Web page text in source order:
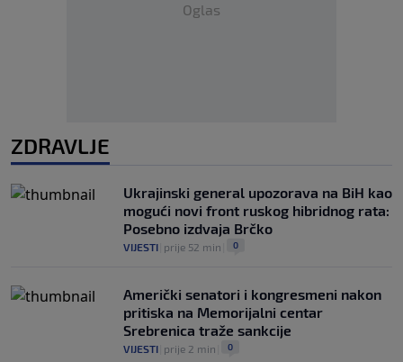
Oglas
ZDRAVLJE
Ukrajinski general upozorava na BiH kao
mogući novi front ruskog hibridnog rata:
Posebno izdvaja Brčko
VIJESTI prije 52 min 0
Američki senatori i kongresmeni nakon
pritiska na Memorijalni centar
Srebrenica traže sankcije
VIJESTI prije 2 min 0